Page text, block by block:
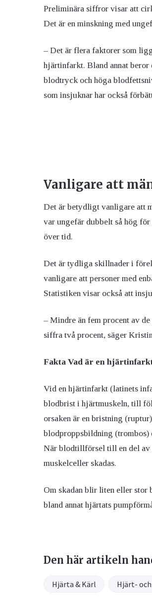
Preliminära siffror visar att
Det är en minskning med
– Det är flera faktorer som
hjärtinfarkt. Bland annat beror
blodtryck och höga
som insjuknar har också
Vanligare att
Det är betydligt vanligare att
var ungefär dubbelt så hög
över tid.
Det är tydliga skillnader i
vanligare att personer med
Statistiken visar också att
– Mindre än fem procent av
siffra två procent, säger
Fakta Vad är en
Vid en hjärtinfarkt (latinets
blodbrist i hjärtmuskeln, till
orsaken är en bristning
blodproppsbildning (trombos)
När blodtillförsel till en del av
muskelceller skadas.
Om skadan blir liten eller stor
bland annat hjärtats
Den här artikeln
Hjärta & Kärl Hjärt-